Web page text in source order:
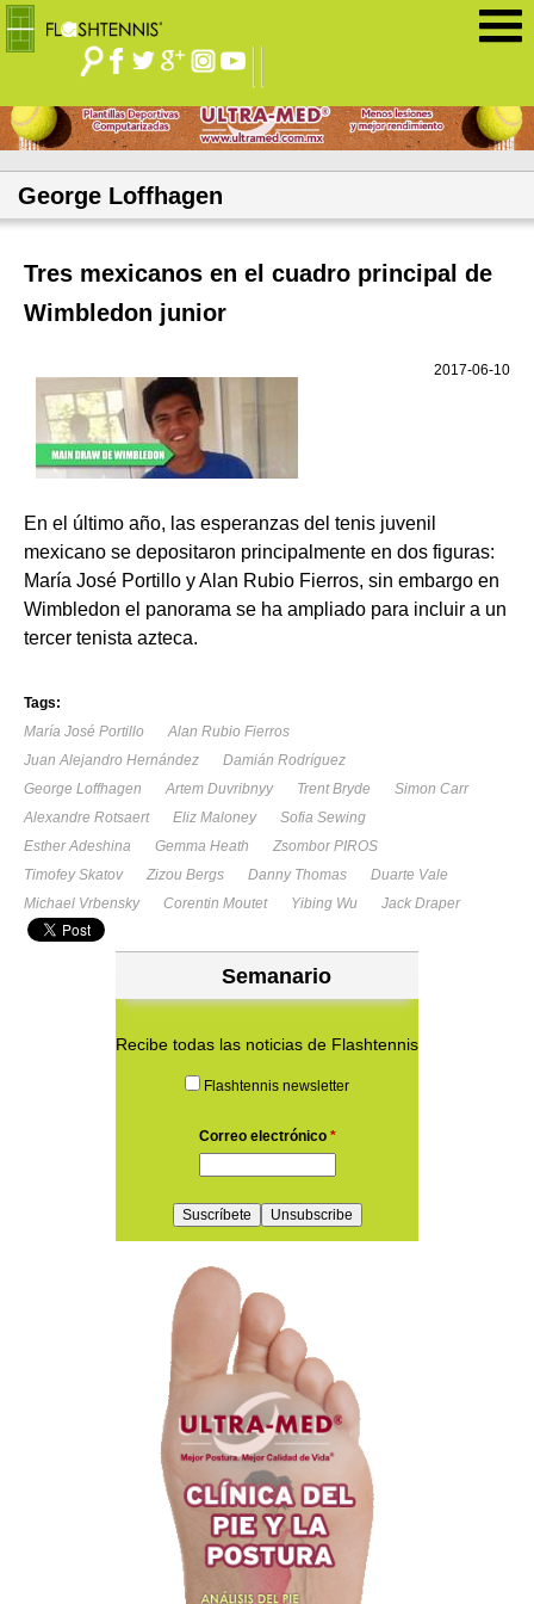
George Loffhagen
Tres mexicanos en el cuadro principal de
Wimbledon junior
2017-06-10
En el último año, las esperanzas del tenis juvenil
mexicano se depositaron principalmente en dos figuras:
María José Portillo y Alan Rubio Fierros, sin embargo en
Wimbledon el panorama se ha ampliado para incluir a un
tercer tenista azteca.
Tags:
María José Portillo
Alan Rubio Fierros
Juan Alejandro Hernández
Damián Rodríguez
George Loffhagen
Artem Duvribnyy Trent Bryde
Simon Carr
Alexandre Rotsaert
Eliz Maloney
Sofia Sewing
Esther Adeshina
Gemma Heath
Zsombor PIROS
Timofey Skatov
Zizou Bergs Danny Thomas
Duarte Vale
Michael Vrbensky
Corentin Moutet Yibing Wu Jack Draper
Semanario
Recibe todas las noticias de Flashtennis
Flashtennis newsletter
Correo electrónico *